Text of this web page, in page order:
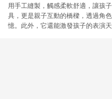
用手工縫製，觸感柔軟舒適，讓孩
具，更是親子互動的橋樑，透過角
憶。此外，它還能激發孩子的表演